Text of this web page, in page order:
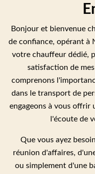
Bonjour et bienvenue
de confiance, opérant à
votre chauffeur dédié,
satisfaction de
comprenons
dans le transport de
engageons à vous offrir
l'écoute de
Que vous ayez
réunion d'affaires,
ou simplement d'une